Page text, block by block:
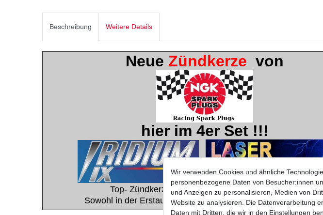
Beschreibung Weitere Details
Neue Zündkerze von
hier im 4er Set !!!
Top- Zündkerzen vom japanischen Erstausrüster.
Sowohl in der Erstausrüstung wie auch im Rennsport
Wir verwenden Cookies und ähnliche
personenbezogene Daten von Besucher:innen
und Anzeigen zu personalisieren, Medien von
Website zu analysieren. Die Datenverarbeitung
Daten mit Dritten, die wir in den Einstellungen